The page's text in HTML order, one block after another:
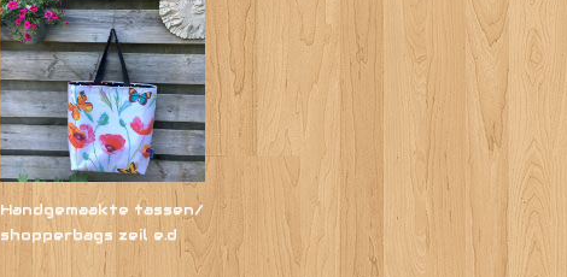
Handgemaakte tassen/
shopperbags zeil e.d